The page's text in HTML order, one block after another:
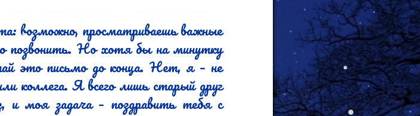
возможно, просматриваешь важные
позвонить. Но хотя бы на минутку
это письмо до конца. Нет, я – не
коллега. Я всего лишь старый друг
и моя задача – поздравить тебя с